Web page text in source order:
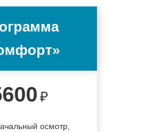
₽
осмотр,